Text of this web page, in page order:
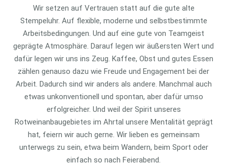
Wir setzen auf Vertrauen statt auf die gute alte
Stempeluhr. Auf flexible, moderne und selbstbestimmte
Arbeitsbedingungen. Und auf eine gute von Teamgeist
geprägte Atmosphäre. Darauf legen wir äußersten Wert und
dafür legen wir uns ins Zeug. Kaffee, Obst und gutes Essen
zählen genauso dazu wie Freude und Engagement bei der
Arbeit. Dadurch sind wir anders als andere. Manchmal auch
etwas unkonventionell und spontan, aber dafür umso
erfolgreicher. Und weil der Spirit unseres
Rotweinanbaugebietes im Ahrtal unsere Mentalität geprägt
hat, feiern wir auch gerne. Wir lieben es gemeinsam
unterwegs zu sein, etwa beim Wandern, beim Sport oder
einfach so nach Feierabend.